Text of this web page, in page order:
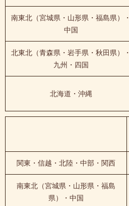
南東北（宮城県・山形県・福島県）・
中国
北東北（青森県・岩手県・秋田県）・
九州・四国
北海道・沖縄
関東・信越・北陸・中部・関西
南東北（宮城県・山形県・福島
県）・中国